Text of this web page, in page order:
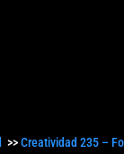
>>Creatividad 235 –